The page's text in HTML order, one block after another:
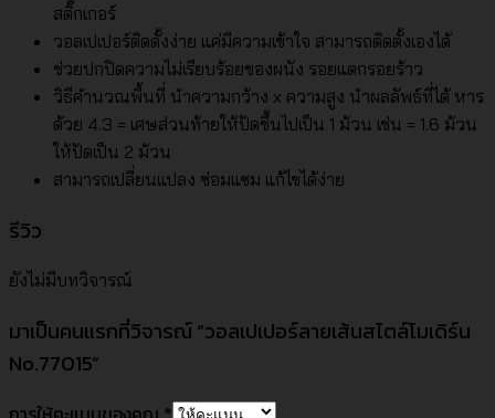
สติ๊กเกอร์
วอลเปเปอร์ติดตั้งง่าย แค่มีความเข้าใจ สามารถติดตั้งเองได้
ช่วยปกปิดความไม่เรียบร้อยของผนัง รอยแตกรอยร้าว
วิธีคำนวณพื้นที่ นำความกว้าง x ความสูง นำผลลัพธ์ที่ได้ หาร
ด้วย 4.3 = เศษส่วนท้ายให้ปัดขึ้นไปเป็น 1 ม้วน เช่น = 1.6 ม้วน
ให้ปัดเป็น 2 ม้วน
สามารถเปลี่ยนแปลง ซ่อมแซม แก้ไขได้ง่าย
รีวิว
ยังไม่มีบทวิจารณ์
มาเป็นคนแรกที่วิจารณ์ “วอลเปเปอร์ลายเส้นสไตล์โมเดิร์น
No.77015”